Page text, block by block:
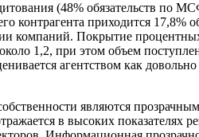
(48% обязательств по
контрагента приходится 17,8%
компаний. Покрытие
1,2, при этом объем
агентством как
являются
в высоких показателях